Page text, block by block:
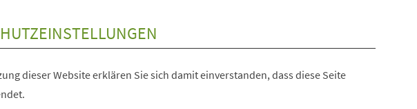
dieser Website erklären Sie sich damit einverstanden, dass diese Seite